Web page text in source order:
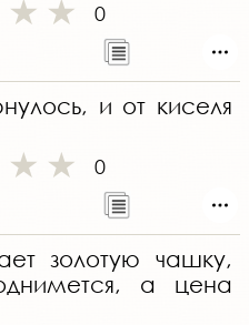
0
и от киселя
0
золотую чашку,
а цена